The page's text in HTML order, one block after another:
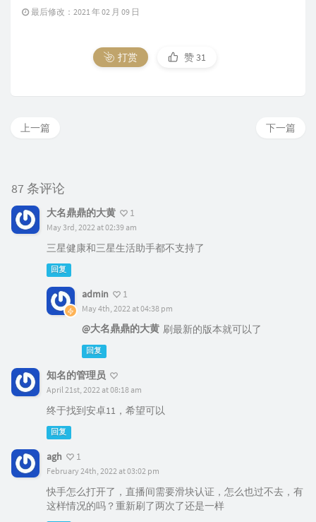
最后修改：2021 年 02 月 09 日
打赏 赞31
下一篇
上一篇
87 条评论
大名鼎鼎的大黄 1
May 3rd, 2022 at 02:39 am
三星健康和三星生活助手都不支持了
回复
admin 1
May 4th, 2022 at 04:38 pm
@大名鼎鼎的大黄 刷最新的版本就可以了
回复
知名的管理员
April 21st, 2022 at 08:18 am
终于找到安卓11，希望可以
回复
agh 1
February 24th, 2022 at 03:02 pm
快手怎么打开了，直播间需要滑块认证，怎么也过不去，有
这样情况的吗？重新刷了两次了还是一样